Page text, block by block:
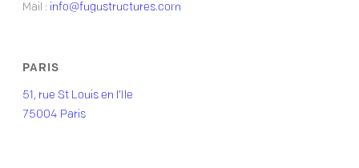
Mail : info@fugustructures.com
PARIS
51, rue St Louis en l’Ile
75004 Paris